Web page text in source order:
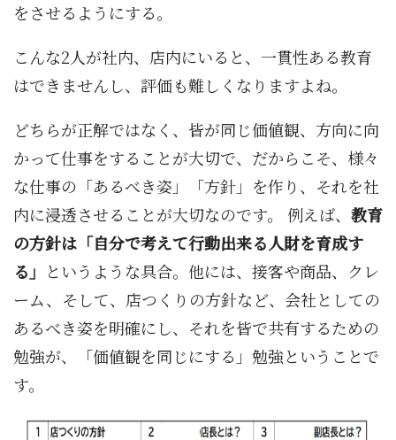
をさせるようにする。
こんな2人が社内、店内にいると、一貫性ある教育
はできませんし、評価も難しくなりますよね。
どちらが正解ではなく、皆が同じ価値観、方向に向
かって仕事をすることが大切で、だからこそ、様々
な仕事の「あるべき姿」「方針」を作り、それを社
内に浸透させることが大切なのです。 例えば、 教育
の方針は「自分で考えて行動出来る人財を育成す
る」 というような具合。他には、接客や商品、クレ
ーム、そして、店つくりの方針など、会社としての
あるべき姿を明確にし、それを皆で共有するための
勉強が、「価値観を同じにする」勉強ということで
す。